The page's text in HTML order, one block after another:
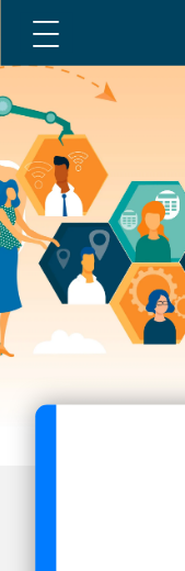
Acceuil
Mieux connaitre
Ressources
Contacter